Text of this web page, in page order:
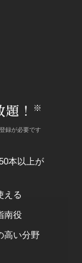
！ ※
録が必要です
本以上が
える
南役
高い分野